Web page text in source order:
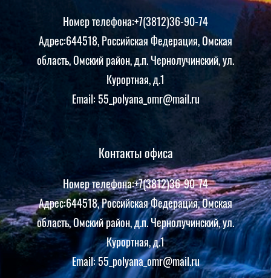
Номер телефона:+7(3812)36-90-74
Адрес:644518, Российская Федерация, Омская
область, Омский район, д.п. Чернолучинский, ул.
Курортная, д.1
Email: 55_polyana_omr@mail.ru
Контакты офиса
Номер телефона:+7(3812)36-90-74
Адрес:644518, Российская Федерация, Омская
область, Омский район, д.п. Чернолучинский, ул.
Курортная, д.1
Email: 55_polyana_omr@mail.ru